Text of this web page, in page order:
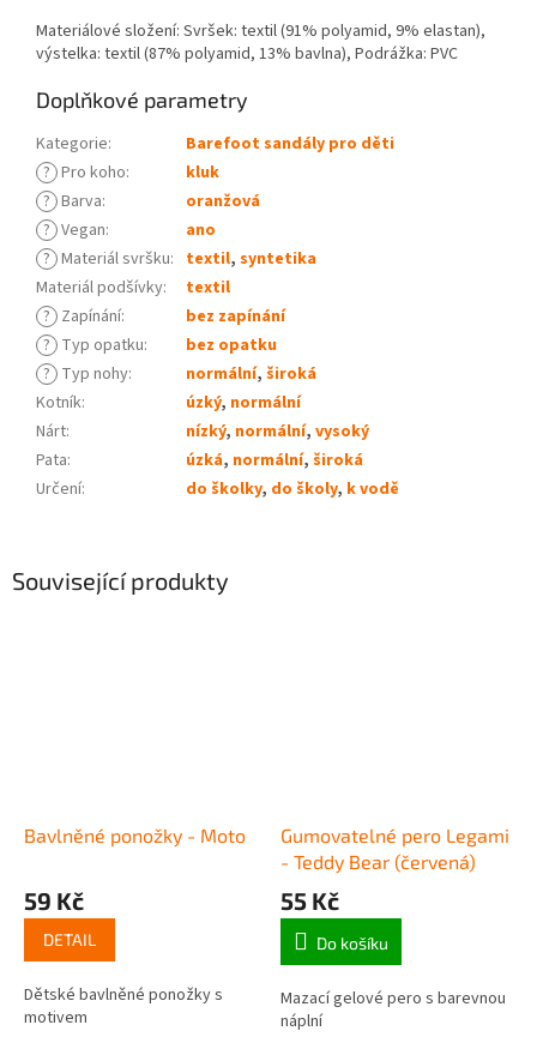
Související produkty
Bavlněné ponožky - Moto
59 Kč
DETAIL
Dětské bavlněné ponožky s
motivem
Gumovatelné pero Legami
- Teddy Bear (červená)
55 Kč
Do košíku
Mazací gelové pero s barevnou
náplní
Materiálové složení: Svršek: textil (91% polyamid, 9% elastan),
výstelka: textil (87% polyamid, 13% bavlna), Podrážka: PVC
Doplňkové parametry
Kategorie:
Barefoot sandály pro děti
? Pro koho:
kluk
? Barva:
oranžová
? Vegan:
ano
? Materiál svršku: textil, syntetika
Materiál podšívky:
textil
? Zapínání:
bez zapínání
? Typ opatku:
bez opatku
? Typ nohy: normální, široká
Kotník: úzký, normální
Nárt: nízký, normální, vysoký
Pata: úzká, normální, široká
Určení: do školky, do školy, k vodě